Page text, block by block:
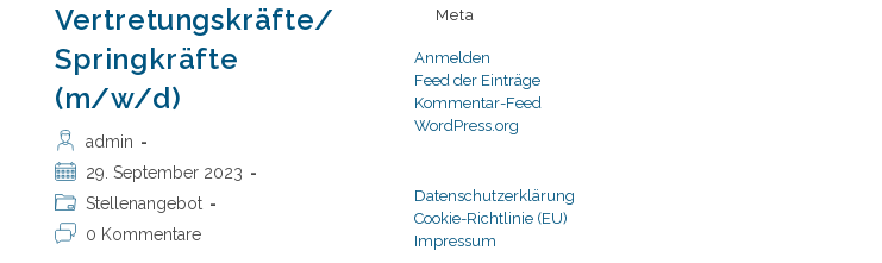
Vertretungskräfte/
Springkräfte
(m/w/d)
Beitrags-
Autor:
admin
Beitrag
veröffentlicht:
29. September 2023
Beitrags-
Kategorie:
Stellenangebot
Beitrags-0 Kommentare
Meta
Anmelden
Feed der Einträge
Kommentar-Feed
WordPress.org
Datenschutzerklärung
Cookie-Richtlinie (EU)
Impressum